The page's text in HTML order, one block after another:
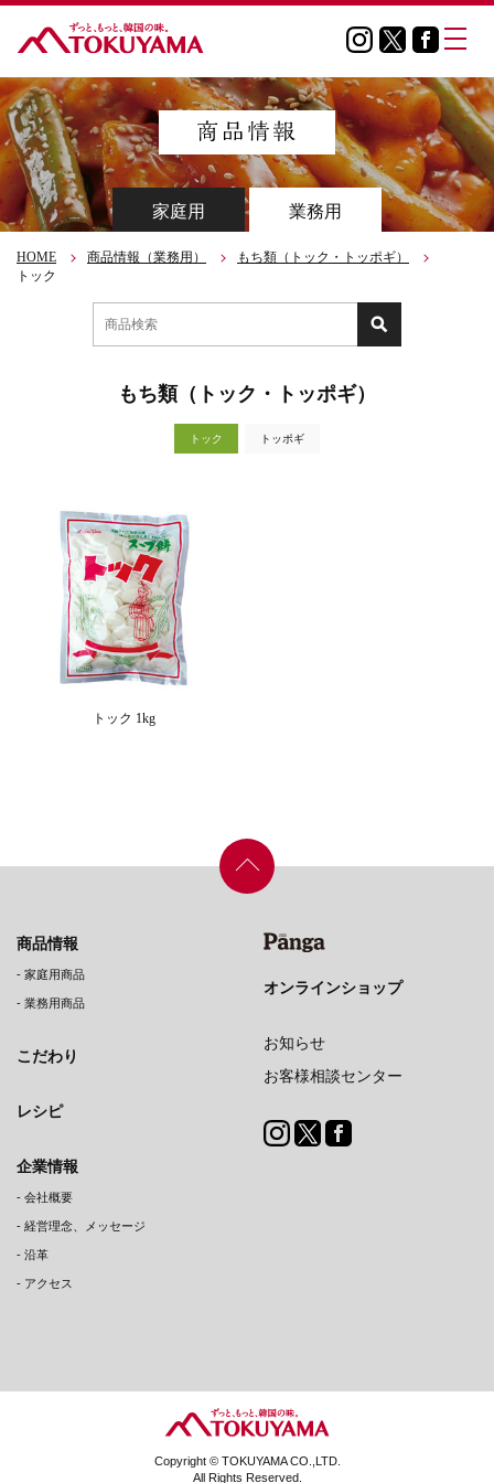
家庭用 業務用
HOME 商品情報（業務用）
もち類（トック・トッポギ）
トック
もち類（トック・トッポギ）
トック トッポギ
トック 1kg
商品情報
- 家庭用商品
- 業務用商品
こだわり
レシピ
企業情報
- 会社概要
- 経営理念、メッセージ
- 沿革
- アクセス
オンラインショップ
お知らせ
お客様相談センター
Copyright © TOKUYAMA CO.,LTD.
All Rights Reserved.